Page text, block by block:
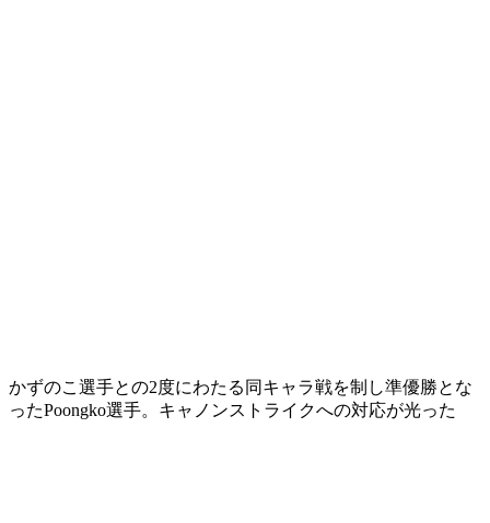
かずのこ選手との2度にわたる同キャラ戦を制し準優勝とな
ったPoongko選手。キャノンストライクへの対応が光った